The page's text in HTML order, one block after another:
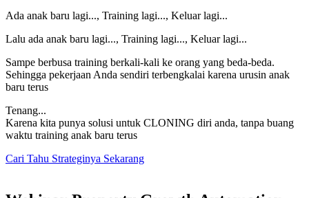
Ada anak baru lagi..., Training lagi..., Keluar lagi...
Lalu ada anak baru lagi..., Training lagi..., Keluar lagi...
Sampe berbusa training berkali-kali ke orang yang beda-beda.
Sehingga pekerjaan Anda sendiri terbengkalai karena urusin anak
baru terus
Tenang...
Karena kita punya solusi untuk CLONING diri anda, tanpa buang
waktu training anak baru terus
Cari Tahu Strateginya Sekarang